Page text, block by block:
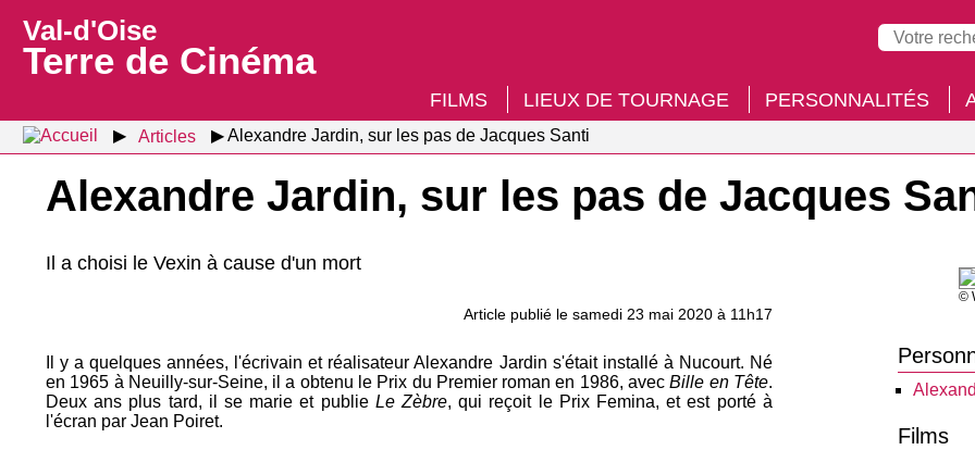
Val-d'Oise
Terre de Cinéma
FILMS LIEUX DE TOURNAGE PERSONNALITÉS
Articles Alexandre Jardin, sur les pas de Jacques Santi
Alexandre Jardin, sur les pas de Jacques
Il a choisi le Vexin à cause d'un mort
Article publié le samedi 23 mai 2020 à 11h17
Il y a quelques années, l'écrivain et réalisateur Alexandre Jardin s'était installé à Nucourt. Né
en 1965 à Neuilly-sur-Seine, il a obtenu le Prix du Premier roman en 1986, avecBille en Tête.
Deux ans plus tard, il se marie et publie Le Zèbre, qui reçoit le Prix Femina, et est porté à
l'écran par Jean Poiret.
©
Films